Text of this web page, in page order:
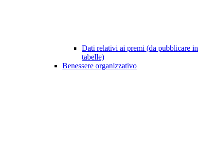
Dati relativi ai premi (da pubblicare in
tabelle)
Benessere organizzativo